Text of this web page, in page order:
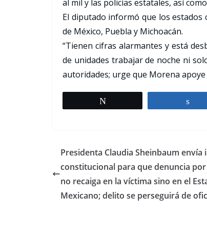
al mil y las policías estatales, así
El diputado informó que los estados
de México, Puebla y Michoacán.
“Tienen cifras alarmantes y está
de unidades trabajar de noche ni
autoridades; urge que Morena
Presidenta Claudia Sheinbaum envía
constitucional para que denuncia
no recaiga en la víctima sino en el
Mexicano; delito se perseguirá de